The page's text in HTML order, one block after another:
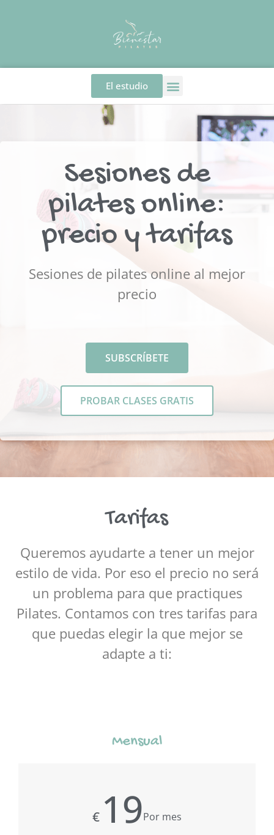
El estudio
Sesiones de
pilates online:
precio y tarifas
Sesiones de pilates online al mejor
precio
SUBSCRÍBETE
PROBAR CLASES GRATIS
Tarifas
Queremos ayudarte a tener un mejor
estilo de vida. Por eso el precio no será
un problema para que practiques
Pilates. Contamos con tres tarifas para
que puedas elegir la que mejor se
adapte a ti:
Mensual
€ 19Por mes